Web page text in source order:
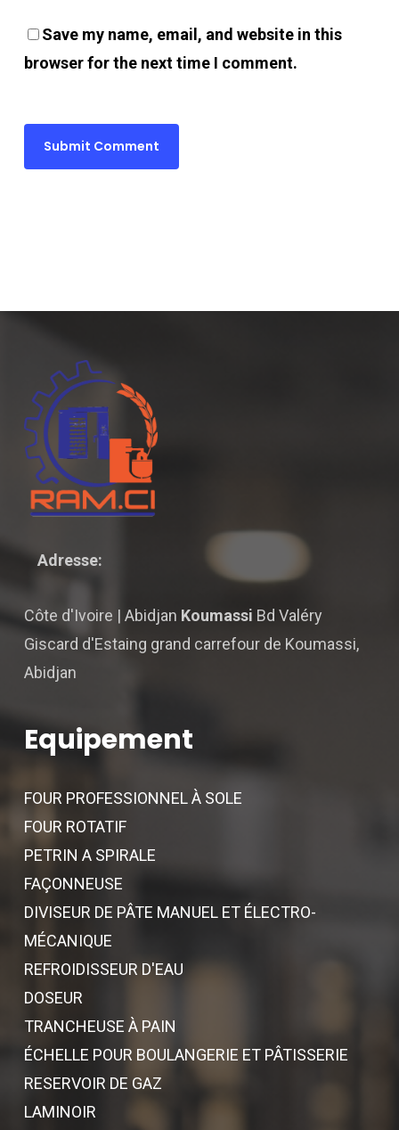
Save my name, email, and website in this
browser for the next time I comment.
Adresse:
Côte d'Ivoire | Abidjan Koumassi Bd Valéry
Giscard d'Estaing grand carrefour de Koumassi,
Abidjan
Equipement
FOUR PROFESSIONNEL À SOLE
FOUR ROTATIF
PETRIN A SPIRALE
FAÇONNEUSE
DIVISEUR DE PÂTE MANUEL ET ÉLECTRO-
MÉCANIQUE
REFROIDISSEUR D'EAU
DOSEUR
TRANCHEUSE À PAIN
ÉCHELLE POUR BOULANGERIE ET PÂTISSERIE
RESERVOIR DE GAZ
LAMINOIR